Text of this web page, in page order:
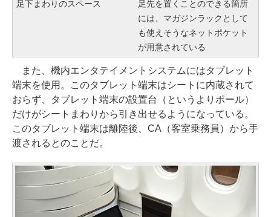
足下まわりのスペース
足先を置くことのできる箇所
には、マガジンラックとして
も使えそうなネットポケット
が用意されている
また、機内エンタテイメントシステムにはタブレット
端末を使用。このタブレット端末はシートに内蔵されて
おらず、タブレット端末の設置台（というよりポール）
だけがシートまわりから引き出せるようになっている。
このタブレット端末は離陸後、CA（客室乗務員）から手
渡されるとのことだ。